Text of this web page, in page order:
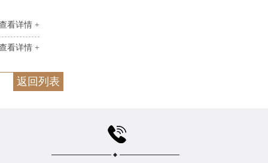
看详情 +
看详情 +
返回列表